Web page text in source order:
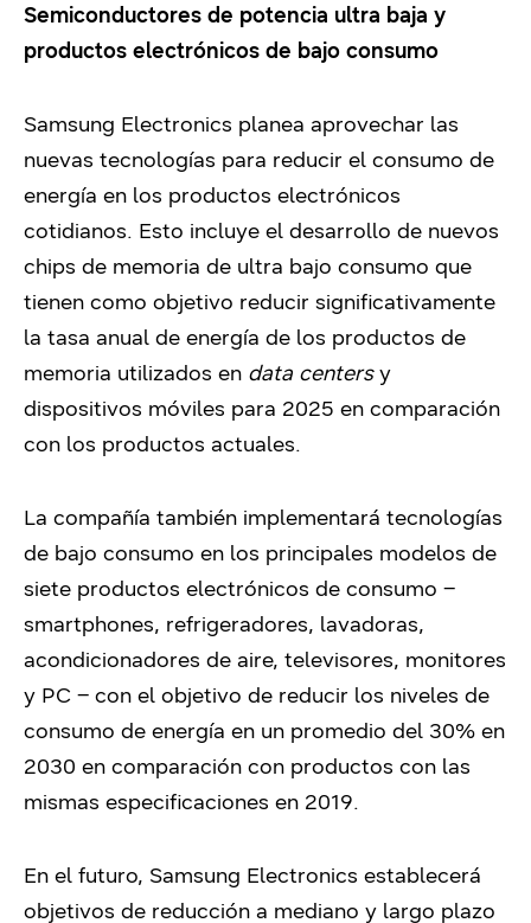
Semiconductores de potencia ultra baja y
productos electrónicos de bajo consumo
Samsung Electronics planea aprovechar las
nuevas tecnologías para reducir el consumo de
energía en los productos electrónicos
cotidianos. Esto incluye el desarrollo de nuevos
chips de memoria de ultra bajo consumo que
tienen como objetivo reducir significativamente
la tasa anual de energía de los productos de
memoria utilizados en data centersy
dispositivos móviles para 2025 en comparación
con los productos actuales.
La compañía también implementará tecnologías
de bajo consumo en los principales modelos de
siete productos electrónicos de consumo –
smartphones, refrigeradores, lavadoras,
acondicionadores de aire, televisores, monitores
y PC – con el objetivo de reducir los niveles de
consumo de energía en un promedio del 30% en
2030 en comparación con productos con las
mismas especificaciones en 2019.
En el futuro, Samsung Electronics establecerá
objetivos de reducción a mediano y largo plazo